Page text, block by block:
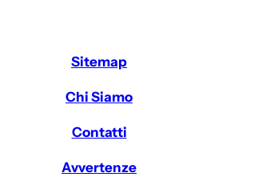
Sitemap
Chi Siamo
Contatti
Avvertenze